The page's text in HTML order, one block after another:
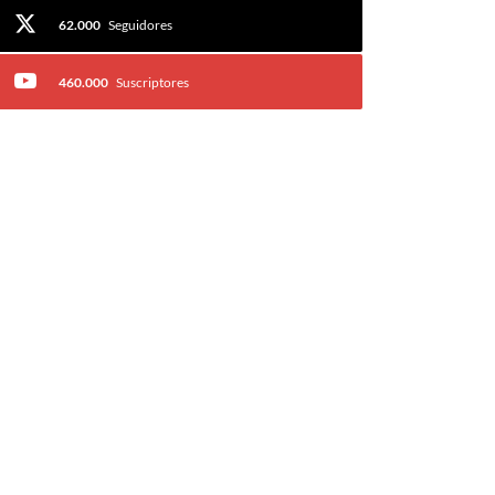
62.000 Seguidores
460.000 Suscriptores